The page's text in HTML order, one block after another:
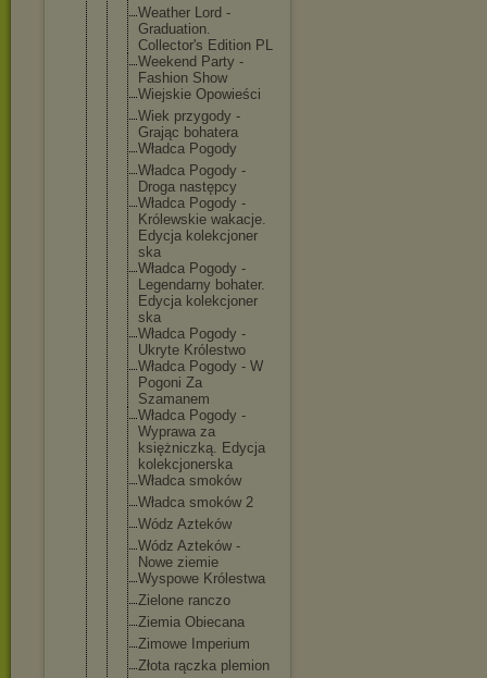
Weather Lord -
Graduation.
Collector's Edition PL
Weekend Party -
Fashion Show
Wiejskie Opowieści
Wiek przygody -
Grając bohatera
Władca Pogody
Władca Pogody -
Droga następcy
Władca Pogody -
Królewskie wakacje.
Edycja kolekcjoner
ska
Władca Pogody -
Legendarny bohater.
Edycja kolekcjoner
ska
Władca Pogody -
Ukryte Królestwo
Władca Pogody - W
Pogoni Za
Szamanem
Władca Pogody -
Wyprawa za
księżniczką. Edycja
kolekcjonerska
Władca smoków
Władca smoków 2
Wódz Azteków
Wódz Azteków -
Nowe ziemie
Wyspowe Królestwa
Zielone ranczo
Ziemia Obiecana
Zimowe Imperium
Złota rączka plemion